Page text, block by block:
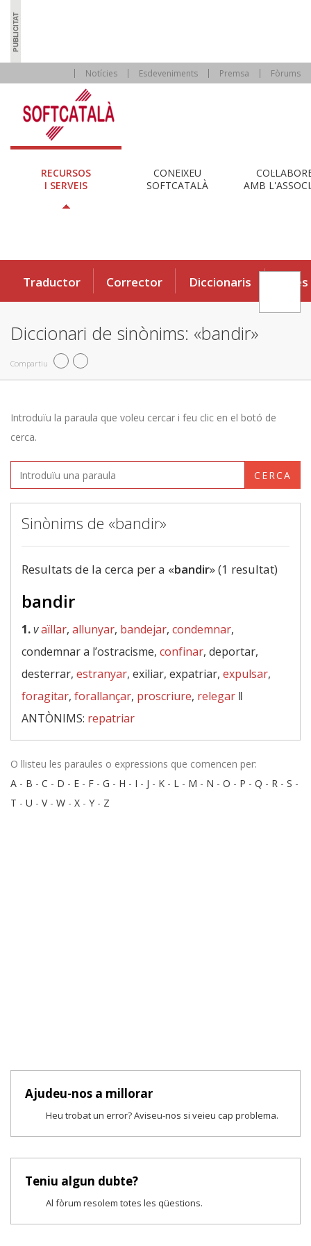
Notícies Esdeveniments Premsa Fòrums
RECURSOS
I SERVEIS
CONEIXEU
SOFTCATALÀ
AMB
Traductor Corrector Diccionaris Eines
Diccionari de sinònims: «bandir»
Compartiu
Introduïu la paraula que voleu cercar i feu clic en el botó de
cerca.
CERCA
Sinònims de «bandir»
Resultats de la cerca per a «bandir» (1 resultat)
bandir
1.vaïllar, allunyar, bandejar, condemnar,
condemnar a l’ostracisme, confinar, deportar,
desterrar, estranyar, exiliar, expatriar, expulsar,
foragitar, forallançar, proscriure, relegar ‖
ANTÒNIMS: repatriar
O llisteu les paraules o expressions que comencen per:
A - B - C - D - E - F - G - H - I - J - K - L - M - N - O - P - Q - R - S -
T - U - V- W - X - Y - Z
Ajudeu-nos a millorar
Heu trobat un error? Aviseu-nos si veieu cap problema.
Teniu algun dubte?
Al fòrum resolem totes les qüestions.